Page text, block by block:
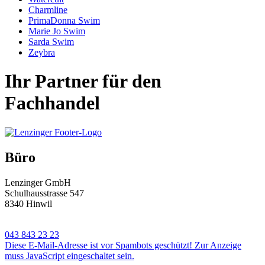
Charmline
PrimaDonna Swim
Marie Jo Swim
Sarda Swim
Zeybra
Ihr Partner für den
Fachhandel
Büro
Lenzinger GmbH
Schulhausstrasse 547
8340 Hinwil
043 843 23 23
Diese E-Mail-Adresse ist vor Spambots geschützt! Zur Anzeige
muss JavaScript eingeschaltet sein.